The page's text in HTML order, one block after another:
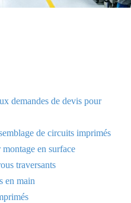
demandes de devis pour
de circuits imprimés
en surface
traversants
en main